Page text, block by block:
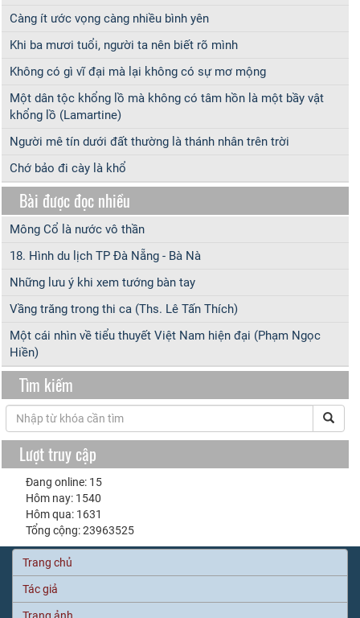
Càng ít ước vọng càng nhiều bình yên
Khi ba mươi tuổi, người ta nên biết rõ mình
Không có gì vĩ đại mà lại không có sự mơ mộng
Một dân tộc khổng lồ mà không có tâm hồn là một bầy vật
khổng lồ (Lamartine)
Người mê tín dưới đất thường là thánh nhân trên trời
Chớ bảo đi cày là khổ
Bài được đọc nhiều
Mông Cổ là nước vô thần
18. Hình du lịch TP Đà Nẵng - Bà Nà
Những lưu ý khi xem tướng bàn tay
Vầng trăng trong thi ca (Ths. Lê Tấn Thích)
Một cái nhìn về tiểu thuyết Việt Nam hiện đại (Phạm Ngọc
Hiền)
Tìm kiếm
Lượt truy cập
Đang online: 15
Hôm nay: 1540
Hôm qua: 1631
Tổng cộng: 23963525
Trang chủ
Tác giả
Trang ảnh